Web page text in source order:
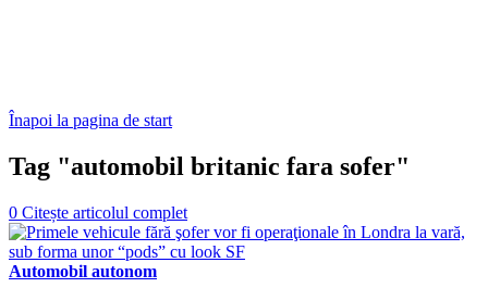
Înapoi la pagina de start
Tag "automobil britanic fara sofer"
0 Citește articolul complet
Automobil autonom